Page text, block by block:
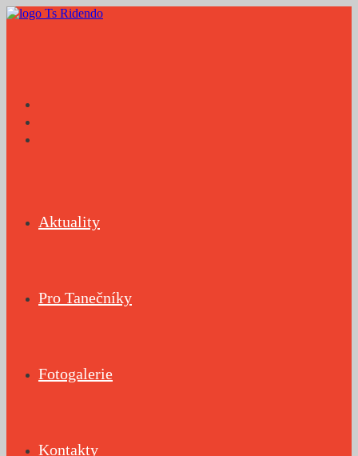
Přejít
Aktuality
Pro Tanečníky
Fotogalerie
Kontakty